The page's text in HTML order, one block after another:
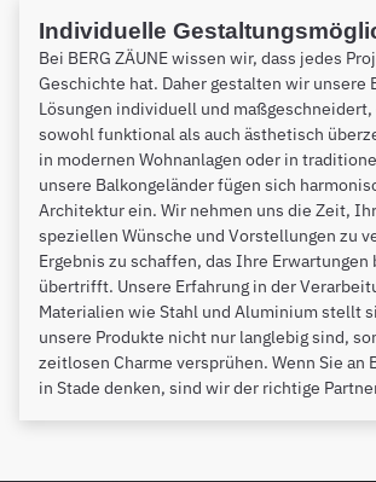
Individuelle
Bei BERG ZÄUNE wissen wir, dass jedes
Geschichte hat. Daher gestalten wir unsere
Lösungen individuell und
sowohl funktional als auch ästhetisch
in modernen Wohnanlagen oder in
unsere Balkongeländer fügen sich
Architektur ein. Wir nehmen uns die Zeit,
speziellen Wünsche und Vorstellungen zu
Ergebnis zu schaffen, das Ihre
übertrifft. Unsere Erfahrung in der
Materialien wie Stahl und Aluminium stellt
unsere Produkte nicht nur langlebig sind,
zeitlosen Charme versprühen. Wenn Sie an
in Stade denken, sind wir der richtige